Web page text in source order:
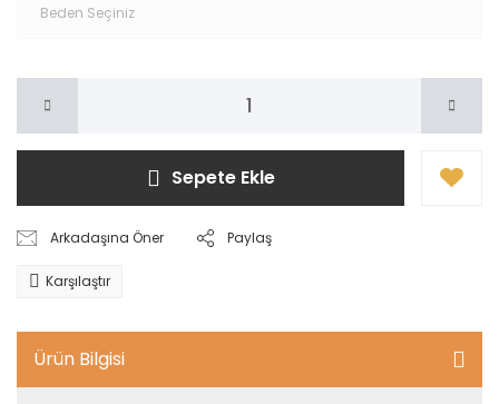
Sepete Ekle
Arkadaşına Öner Paylaş
Karşılaştır
Ürün Bilgisi